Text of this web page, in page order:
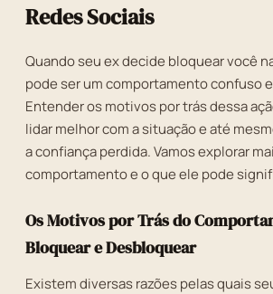
Redes Sociais
Quando seu ex decide bloquear você
pode ser um comportamento confuso
Entender os motivos por trás dessa
lidar melhor com a situação e até
a confiança perdida. Vamos explorar
comportamento e o que ele pode
Os Motivos por Trás do
Bloquear e Desbloquear
Existem diversas razões pelas quais